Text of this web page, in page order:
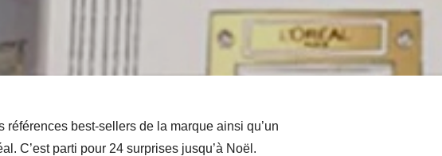
références best-sellers de la marque ainsi qu’un
C’est parti pour 24 surprises jusqu’à Noël.